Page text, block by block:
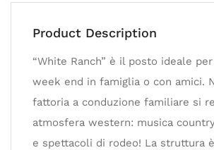
Product Description
“White Ranch” è il posto ideale
week end in famiglia o con amici.
fattoria a conduzione familiare si
atmosfera western: musica
e spettacoli di rodeo! La struttura